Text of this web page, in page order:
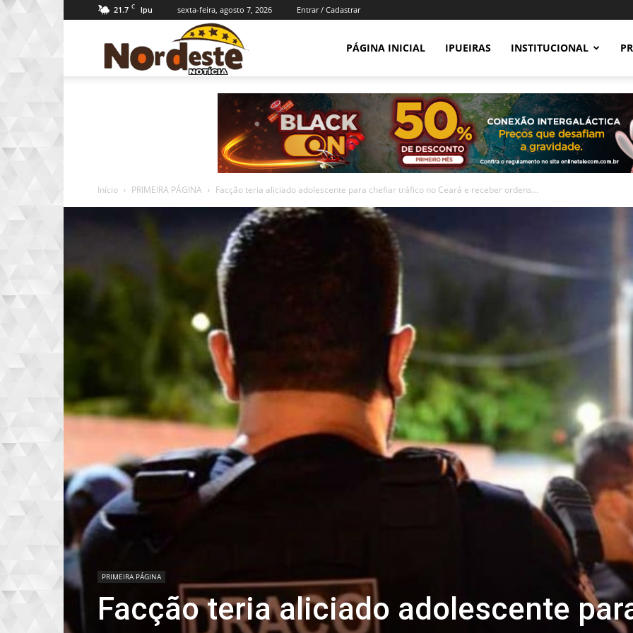
21.7 C Ipu sexta-feira, agosto 7, 2026 Entrar / Cadastrar
Notícia
PÁGINA INICIAL IPUEIRAS INSTITUCIONAL
Início PRIMEIRA PÁGINA Facção teria aliciado adolescente para chefiar tráfico no Ceará e receber ordens...
PRIMEIRA PÁGINA
Facção teria aliciado adolescente